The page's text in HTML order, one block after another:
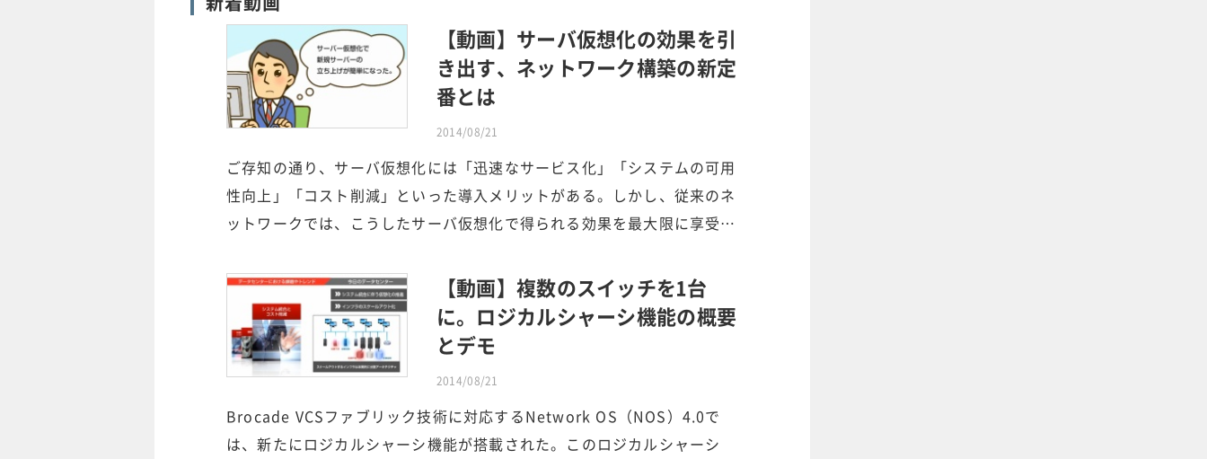
【動画】サーバ仮想化の効果を引
き出す、ネットワーク構築の新定
番とは
2014/08/21
ご存知の通り、サーバ仮想化には「迅速なサービス化」「システムの可用
性向上」「コスト削減」といった導入メリットがある。しかし、従来のネ
ットワークでは、こうしたサーバ仮想化で得られる効果を最大限に享受…
【動画】複数のスイッチを1台
に。ロジカルシャーシ機能の概要
とデモ
2014/08/21
Brocade VCSファブリック技術に対応するNetwork OS（NOS）4.0で
は、新たにロジカルシャーシ機能が搭載された。このロジカルシャーシ